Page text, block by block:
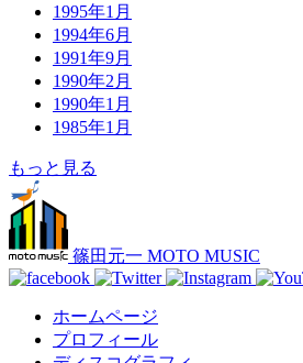
1995年1月
1994年6月
1991年9月
1990年2月
1990年1月
1985年1月
もっと見る
篠田元一 MOTO MUSIC
ホームページ
プロフィール